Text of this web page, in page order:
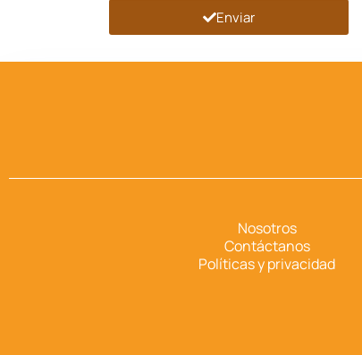
Enviar
Nosotros
Contáctanos
Políticas y privacidad